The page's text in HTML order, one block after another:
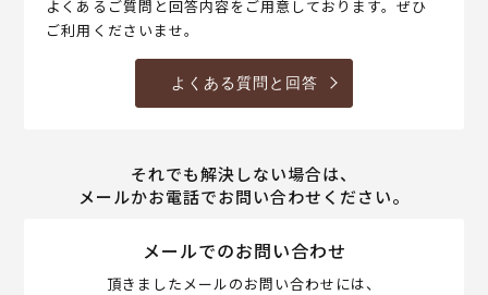
よくあるご質問と回答内容をご用意しております。ぜひ
ご利用くださいませ。
よくある質問と回答
それでも解決しない場合は、
メールかお電話でお問い合わせください。
メールでのお問い合わせ
頂きましたメールのお問い合わせには、